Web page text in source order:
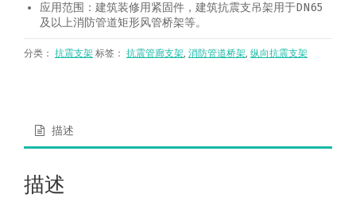
应用范围：建筑装修用紧固件，建筑抗震支吊架用于DN65
及以上消防管道矩形风管桥架等。
分类： 抗震支架 标签： 抗震管廊支架, 消防管道桥架, 纵向抗震支架
描述
描述